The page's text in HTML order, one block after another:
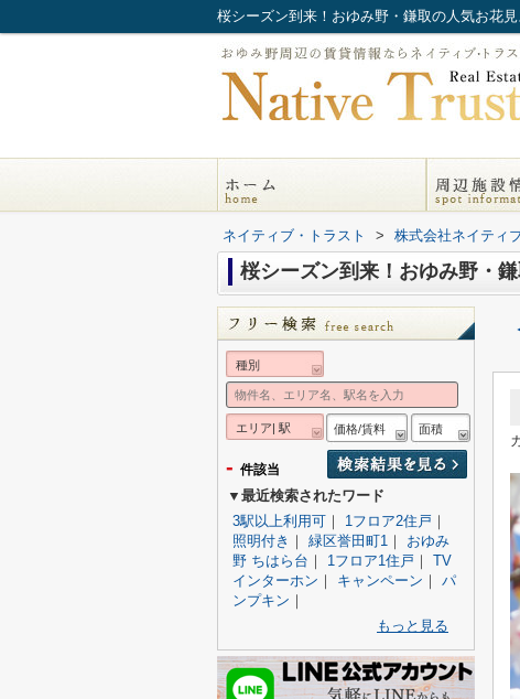
桜シーズン到来！おゆみ野・鎌取の人気お花
ネイティブ・トラスト > 株式会社ネイティ
桜シーズン到来！おゆみ野・
種別
エリア| 駅 価格/賃料 面積
- 件該当
▼最近検索されたワード
3駅以上利用可 ｜ 1フロア2住戸 ｜
照明付き ｜ 緑区誉田町1 ｜ おゆみ
野 ちはら台 ｜ 1フロア1住戸 ｜ TV
インターホン ｜ キャンペーン ｜ パ
ンプキン ｜
もっと見る